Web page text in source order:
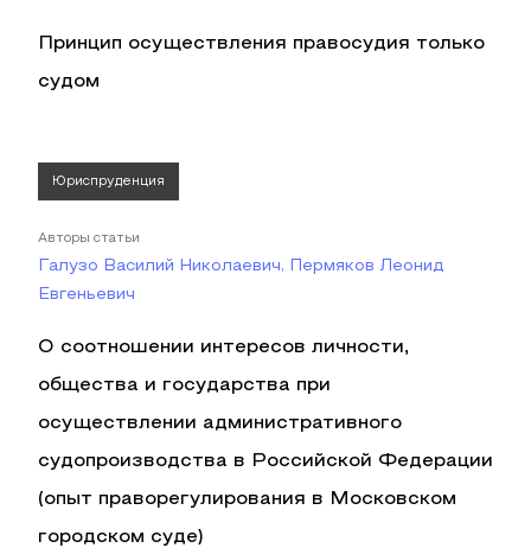
Принцип осуществления правосудия только
судом
Юриспруденция
Авторы статьи
Галузо Василий Николаевич, Пермяков Леонид
Евгеньевич
О соотношении интересов личности,
общества и государства при
осуществлении административного
судопроизводства в Российской Федерации
(опыт праворегулирования в Московском
городском суде)